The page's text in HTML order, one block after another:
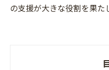
の支援が大きな役割を果た